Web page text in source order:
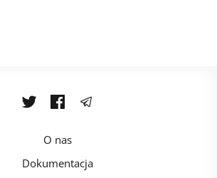
O nas
Dokumentacja